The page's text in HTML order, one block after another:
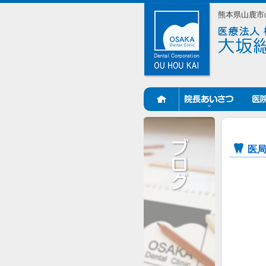
熊本県山鹿
医